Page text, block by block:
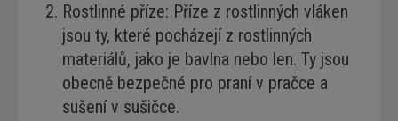
Rostlinné příze: Příze z rostlinných vláken
jsou ty, které pocházejí z rostlinných
materiálů, jako je bavlna nebo len. Ty jsou
obecně bezpečné pro praní v pračce a
sušení v sušičce.